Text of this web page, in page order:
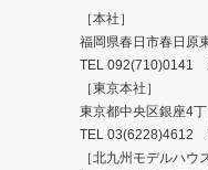
［本社］
福岡県春日市春日原
TEL 092(710)0141
［東京本社］
東京都中央区銀座4
TEL 03(6228)4612
［北九州モデルハウ